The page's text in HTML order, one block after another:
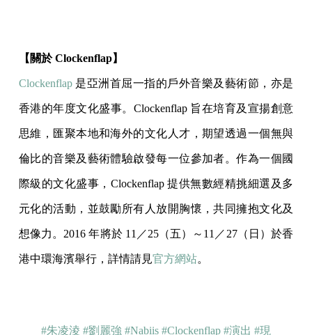
【關於 Clockenflap】
Clockenflap 是亞洲首屈一指的戶外音樂及藝術節，亦是
香港的年度文化盛事。Clockenflap 旨在培育及宣揚創意
思維，匯聚本地和海外的文化人才，期望透過一個無與
倫比的音樂及藝術體驗啟發每一位參加者。作為一個國
際級的文化盛事，Clockenflap 提供無數經精挑細選及多
元化的活動，並鼓勵所有人放開胸懷，共同擁抱文化及
想像力。2016 年將於 11／25（五）～11／27（日）於香
港中環海濱舉行，詳情請見官方網站。
#朱凌淩 #劉麗強 #Nabiis #Clockenflap #演出 #現